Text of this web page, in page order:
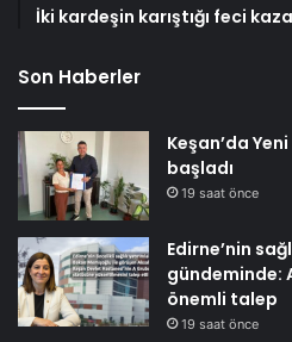
İki kardeşin karıştığı feci
Son Haberler
Keşan’da
başladı
19 saat önce
Edirne’nin
gündeminde:
önemli talep
19 saat önce